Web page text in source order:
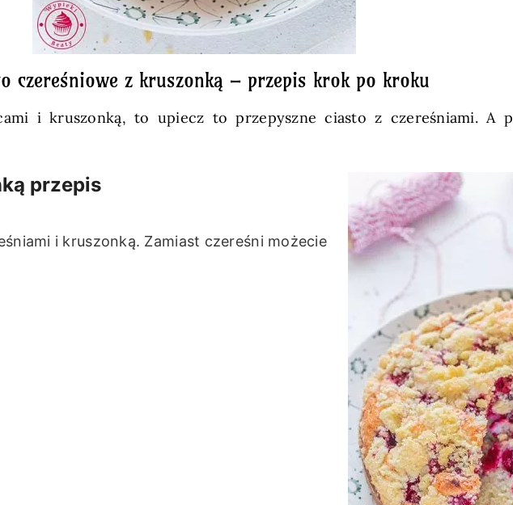
czereśniowe z kruszonką – przepis krok po kroku
i kruszonką, to upiecz to przepyszne ciasto z czereśniami. A
przepis
i kruszonką. Zamiast czereśni możecie